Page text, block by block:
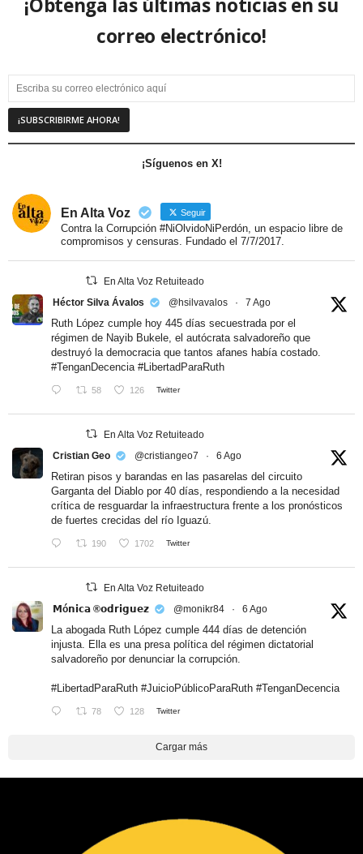
¡Obtenga las últimas noticias en su
correo electrónico!
¡Síguenos en X!
En Alta Voz Seguir
Contra la Corrupción #NiOlvidoNiPerdón, un espacio libre de
compromisos y censuras. Fundado el 7/7/2017.
En Alta Voz Retuiteado
Héctor Silva Ávalos
@hsilvavalos · 7 Ago
Ruth López cumple hoy 445 días secuestrada por el
régimen de Nayib Bukele, el autócrata salvadoreño que
destruyó la democracia que tantos afanes había costado.
#TenganDecencia #LibertadParaRuth
58 126 Twitter
En Alta Voz Retuiteado
Cristian Geo
@cristiangeo7 · 6 Ago
Retiran pisos y barandas en las pasarelas del circuito
Garganta del Diablo por 40 días, respondiendo a la necesidad
crítica de resguardar la infraestructura frente a los pronósticos
de fuertes crecidas del río Iguazú.
190 1702 Twitter
En Alta Voz Retuiteado
𝗠ó𝗻𝗶𝗰𝗮 ®𝗼𝗱𝗿𝗶𝗴𝘂𝗲𝘇
@monikr84 · 6 Ago
La abogada Ruth López cumple 444 días de detención
injusta. Ella es una presa política del régimen dictatorial
salvadoreño por denunciar la corrupción.
#LibertadParaRuth #JuicioPúblicoParaRuth #TenganDecencia
78 128 Twitter
Cargar más